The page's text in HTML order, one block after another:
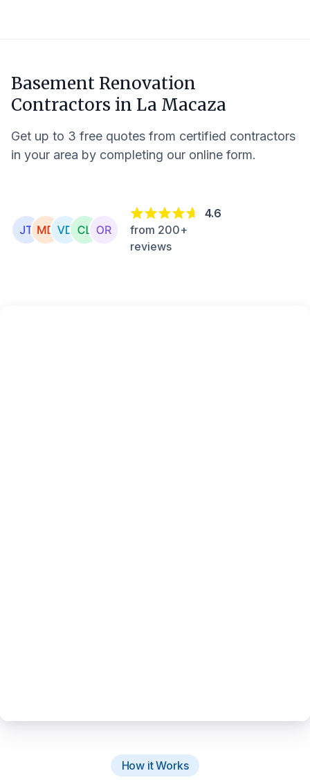
Basement Renovation
Contractors in La Macaza
Get up to 3 free quotes from certified contractors
in your area by completing our online form.
4.6
from 200+
reviews
How it Works